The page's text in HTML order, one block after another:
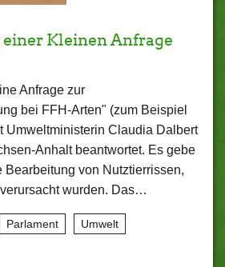
Kleinen Anfrage
Anfrage zur
bei FFH-Arten" (zum Beispiel
Umweltministerin Claudia Dalbert
Anhalt beantwortet. Es gebe
Bearbeitung von Nutztierrissen,
wurden. Das…
Parlament Umwelt